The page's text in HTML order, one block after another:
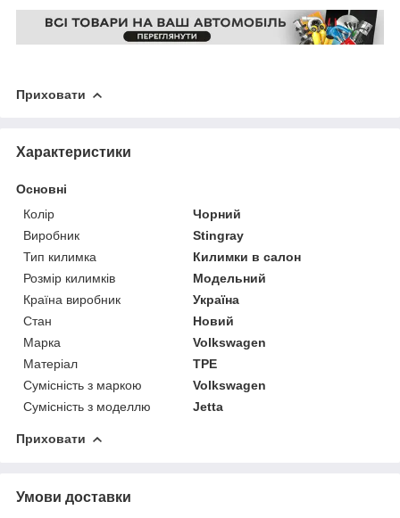
Приховати
Характеристики
Основні
Колір
Чорний
Виробник
Stingray
Тип килимка
Килимки в салон
Розмір килимків
Модельний
Країна виробник
Україна
Стан
Новий
Марка
Volkswagen
Матеріал
TPE
Сумісність з маркою
Volkswagen
Сумісність з моделлю
Jetta
Приховати
Умови доставки